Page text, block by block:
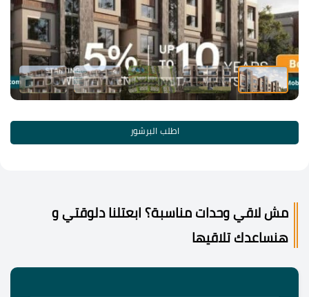
اطلب البرشور
مش لاقي وحدات مناسبة؟ ابعتلنا دلوقتي و
هنساعدك تلاقيها